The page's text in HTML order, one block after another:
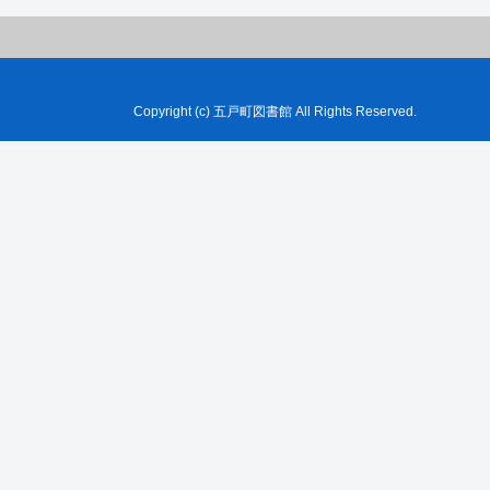
Copyright (c) 五戸町図書館 All Rights Reserved.